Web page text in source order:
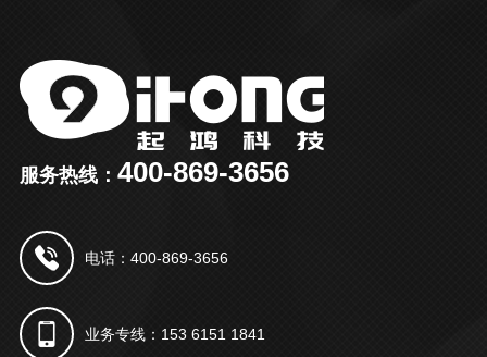
服务热线： 400-869-3656
电话：400-869-3656
业务专线：153 6151 1841